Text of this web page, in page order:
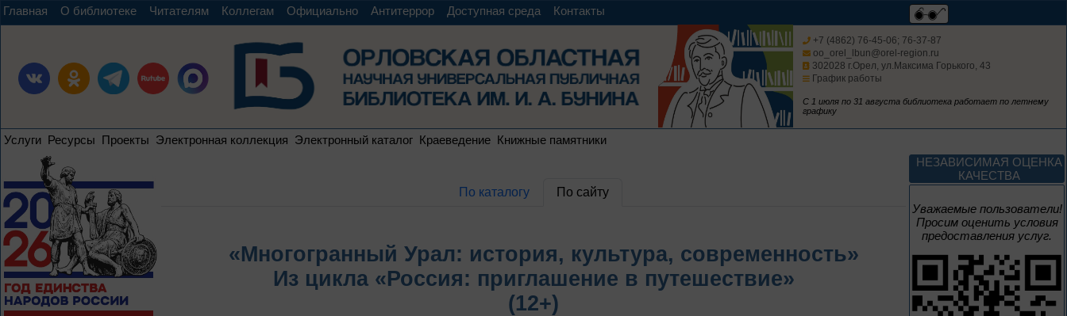
Главная О библиотеке Читателям Коллегам Официально Антитеррор Доступная среда Контакты
+7 (4862) 76-45-06; 76-37-87
oo_orel_lbun@orel-region.ru
302028 г.Орел, ул.Максима Горького, 43
График работы
С 1 июля по 31 августа библиотека работает по летнему
графику
Услуги Ресурсы Проекты Электронная коллекция Электронный каталог Краеведение Книжные памятники
По каталогу По сайту
«Многогранный Урал: история, культура, современность»
Из цикла «Россия: приглашение в путешествие»
(12+)
НЕЗАВИСИМАЯ ОЦЕНКА
КАЧЕСТВА
Уважаемые пользователи!
Просим оценить условия
предоставления услуг.
Изучаем русский
язык
Россия: приглашение
в путешествие
Цикл выставок литературы
До конца года
Мастера кисти:
галерея талантов